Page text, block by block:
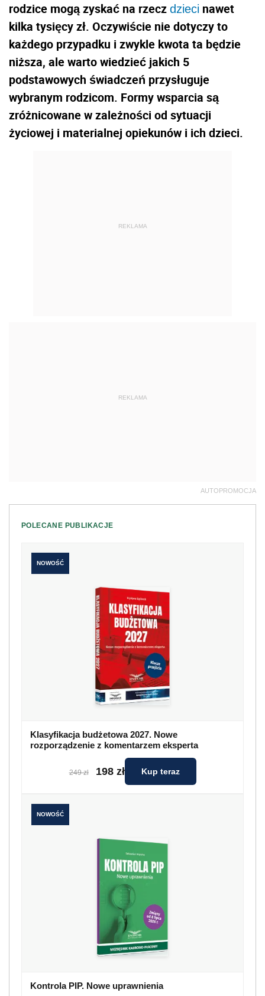
rodzice mogą zyskać na rzecz dzieci nawet
kilka tysięcy zł. Oczywiście nie dotyczy to
każdego przypadku i zwykle kwota ta będzie
niższa, ale warto wiedzieć jakich 5
podstawowych świadczeń przysługuje
wybranym rodzicom. Formy wsparcia są
zróżnicowane w zależności od sytuacji
życiowej i materialnej opiekunów i ich dzieci.
REKLAMA
REKLAMA
AUTOPROMOCJA
POLECANE PUBLIKACJE
NOWOŚĆ
Klasyfikacja budżetowa 2027. Nowe
rozporządzenie z komentarzem eksperta
249 zł 198 zł Kup teraz
NOWOŚĆ
Kontrola PIP. Nowe uprawnienia